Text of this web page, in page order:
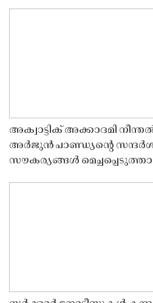
അക്വാട്ടിക് അക്കാദമി
അർജുൻ പാണ്ഡ്യൻ്റെ
സൗകര്യങ്ങൾ